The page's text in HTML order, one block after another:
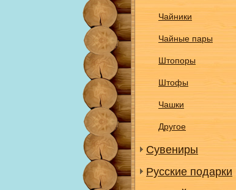
Чайники
Чайные пары
Штопоры
Штофы
Чашки
Другое
Сувениры
Русские подарки